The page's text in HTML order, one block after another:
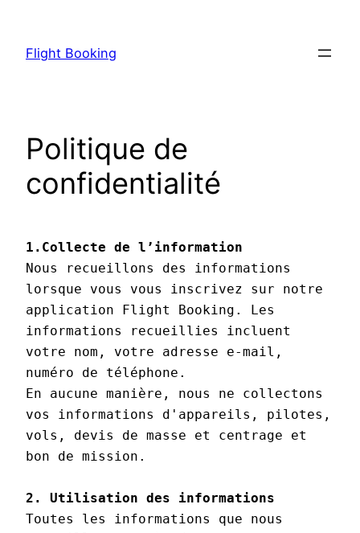
content
Flight Booking
Politique de
confidentialité
1.Collecte de l’information
Nous recueillons des informations
lorsque vous vous inscrivez sur notre
application Flight Booking. Les
informations recueillies incluent
votre nom, votre adresse e-mail,
numéro de téléphone.
En aucune manière, nous ne collectons
vos informations d'appareils, pilotes,
vols, devis de masse et centrage et
bon de mission.
2. Utilisation des informations
Toutes les informations que nous